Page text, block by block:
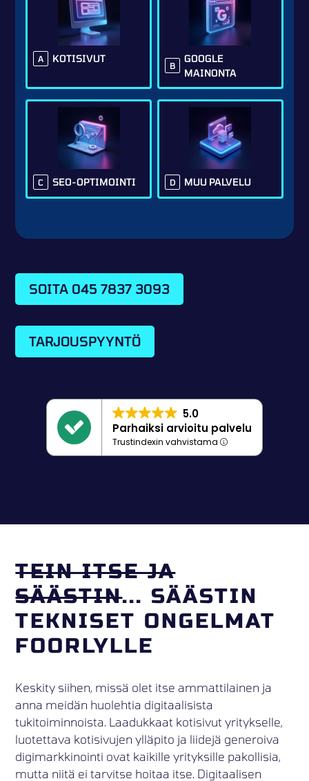
A KOTISIVUT
B
GOOGLE
MAINONTA
C SEO-OPTIMOINTI D MUU PALVELU
SOITA 045 7837 3093
TARJOUSPYYNTÖ
5.0
Parhaiksi arvioitu palvelu
Trustindexin vahvistama
TEIN ITSE JA
SÄÄSTIN... SÄÄSTIN
TEKNISET ONGELMAT
FOORLYLLE
Keskity siihen, missä olet itse ammattilainen ja
anna meidän huolehtia digitaalisista
tukitoiminnoista. Laadukkaat kotisivut yritykselle,
luotettava kotisivujen ylläpito ja liidejä generoiva
digimarkkinointi ovat kaikille yrityksille pakollisia,
mutta niitä ei tarvitse hoitaa itse. Digitaalisen